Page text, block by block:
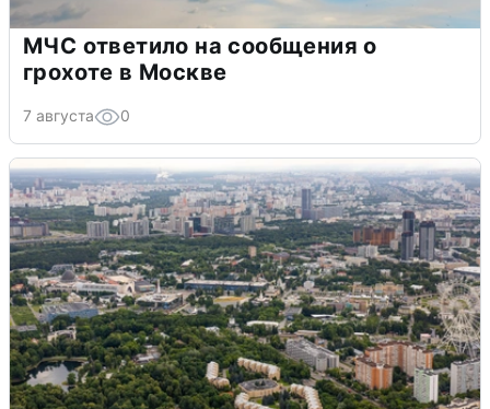
МЧС ответило на сообщения о
грохоте в Москве
7 августа 0